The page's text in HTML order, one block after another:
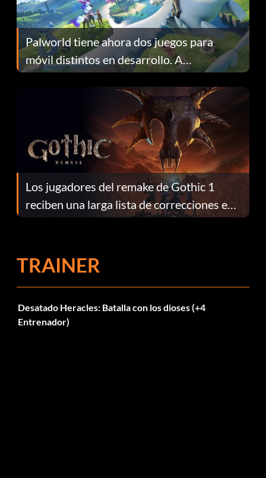
Palworld tiene ahora dos juegos para
móvil distintos en desarrollo. A
continuación te explicamos por qué.
Los jugadores del remake de Gothic 1
reciben una larga lista de correcciones en
el parche 1.0.4
TRAINER
Desatado Heracles: Batalla con los dioses (+4
Entrenador)